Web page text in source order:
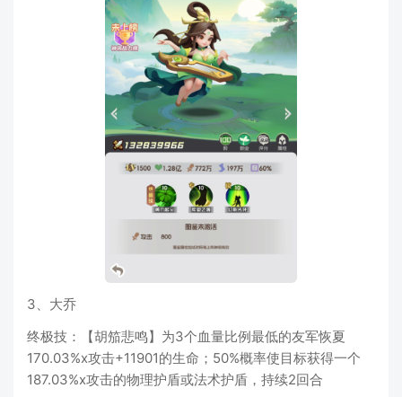
3、大乔
终极技：【胡笳悲鸣】为3个血量比例最低的友军恢夏
170.03%x攻击+11901的生命；50%概率使目标获得一个
187.03%x攻击的物理护盾或法术护盾，持续2回合